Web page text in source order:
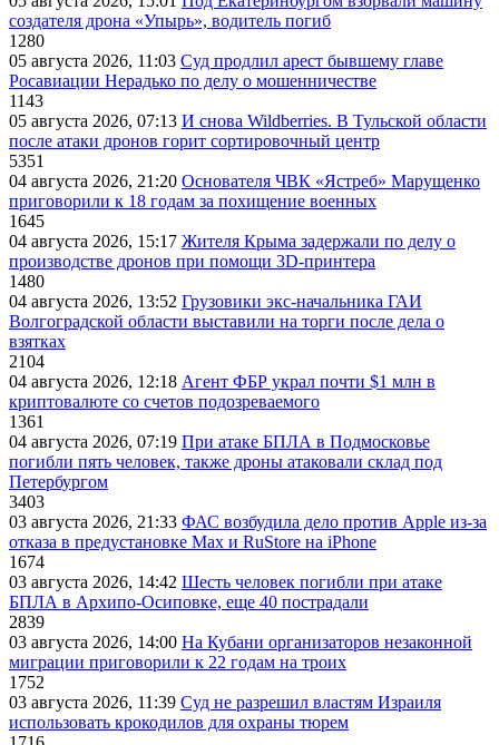
создателя дрона «Упырь», водитель погиб
1280
05 августа 2026, 11:03 Суд продлил арест бывшему главе
Росавиации Нерадько по делу о мошенничестве
1143
05 августа 2026, 07:13 И снова Wildberries. В Тульской области
после атаки дронов горит сортировочный центр
5351
04 августа 2026, 21:20 Основателя ЧВК «Ястреб» Марущенко
приговорили к 18 годам за похищение военных
1645
04 августа 2026, 15:17 Жителя Крыма задержали по делу о
производстве дронов при помощи 3D‑принтера
1480
04 августа 2026, 13:52 Грузовики экс-начальника ГАИ
Волгоградской области выставили на торги после дела о
взятках
2104
04 августа 2026, 12:18 Агент ФБР украл почти $1 млн в
криптовалюте со счетов подозреваемого
1361
04 августа 2026, 07:19 При атаке БПЛА в Подмосковье
погибли пять человек, также дроны атаковали склад под
Петербургом
3403
03 августа 2026, 21:33 ФАС возбудила дело против Apple из-за
отказа в предустановке Max и RuStore на iPhone
1674
03 августа 2026, 14:42 Шесть человек погибли при атаке
БПЛА в Архипо-Осиповке, еще 40 пострадали
2839
03 августа 2026, 14:00 На Кубани организаторов незаконной
миграции приговорили к 22 годам на троих
1752
03 августа 2026, 11:39 Суд не разрешил властям Израиля
использовать крокодилов для охраны тюрем